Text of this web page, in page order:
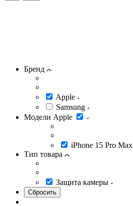
Бренд
Apple
Samsung
Модели Apple
iPhone 15 Pro Max
Тип товара
Защита камеры